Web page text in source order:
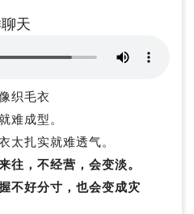
天
织毛衣
难成型。
太扎实就难透气。
往，不经营，会变淡。
不好分寸，也会变成灾